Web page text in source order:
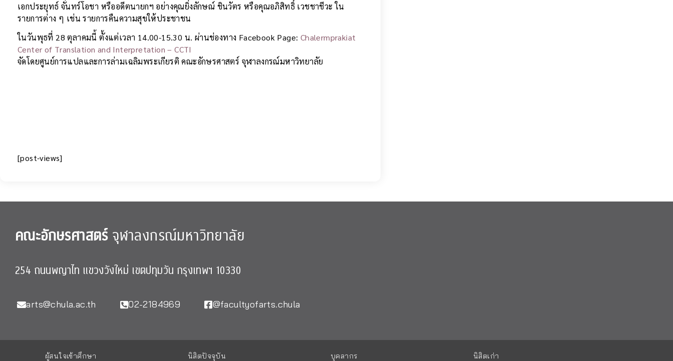
เอกประยุทธ์ จันทร์โอชา หรืออดีตนายกฯ อย่างคุณยิ่งลักษณ์ ชินวัตร หรือคุณอภิสิทธิ์ เวชชาชีวะ ใน
รายการต่าง ๆ เช่น รายการคืนความสุขให้ประชาชน
ในวันพุธที่ 28 ตุลาคมนี้ ตั้งแต่เวลา 14.00-15.30 น. ผ่านช่องทาง Facebook Page: Chalermprakiat
Center of Translation and Interpretation – CCTI
จัดโดยศูนย์การแปลและการล่ามเฉลิมพระเกียรติ คณะอักษรศาสตร์ จุฬาลงกรณ์มหาวิทยาลัย
[post-views]
คณะอักษรศาสตร์จุฬาลงกรณ์มหาวิทยาลัย
254 ถนนพญาไท แขวงวังใหม่ เขตปทุมวัน กรุงเทพฯ 10330
arts@chula.ac.th 02-2184969 @facultyofarts.chula
ผู้สนใจเข้าศึกษา นิสิตปัจจุบัน บุคลากร นิสิตเก่า